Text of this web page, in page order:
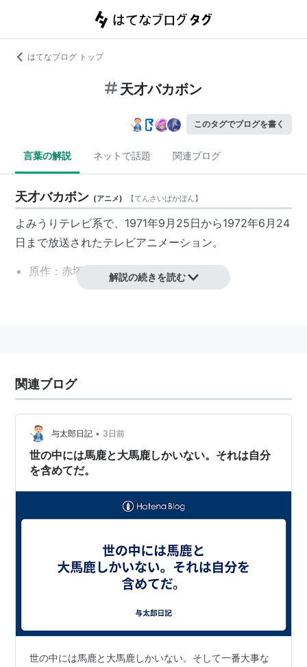
はてなブログ トップ
天才バカボン
このタグでブログを書く
言葉の解説 ネットで話題 関連ブログ
天才バカボン (アニメ) 【てんさいばかぼん】
よみうりテレビ系で、1971年9月25日から1972年6月24
日まで放送されたテレビアニメーション。
原作： 赤塚不二夫
コミック
作者
赤塚不二夫
主な登場人物
ハジメちゃん
ウナギイヌ
解説の続きを読む
関連ブログ
与太郎日記 • 3日前
世の中には馬鹿と大馬鹿しかいない。それは自分
を含めてだ。
世の中には馬鹿と大馬鹿しかいない。そして一番大事な